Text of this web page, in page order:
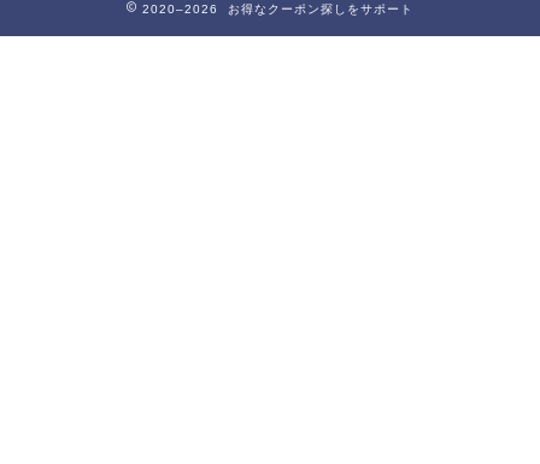
2020–2026 お得なクーポン探しをサポート